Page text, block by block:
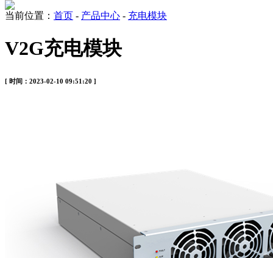
当前位置： 首页 - 产品中心 - 充电模块
V2G充电模块
[ 时间：2023-02-10 09:51:20 ]